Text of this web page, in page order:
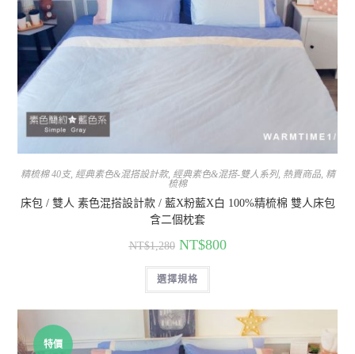
精梳棉 40支, 經典素色&混搭設計款, 經典素色&混搭-雙人系列, 熱賣商品, 精
梳棉
床包 / 雙人 素色混搭設計款 / 藍X粉藍X白 100%精梳棉 雙人床包
含二個枕套
NT$1,280 NT$800
選擇規格
特價